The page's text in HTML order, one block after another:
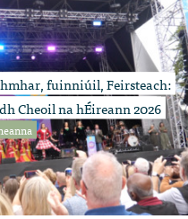
fuinniúil, Feirsteach:
Cheoil na hÉireann 2026